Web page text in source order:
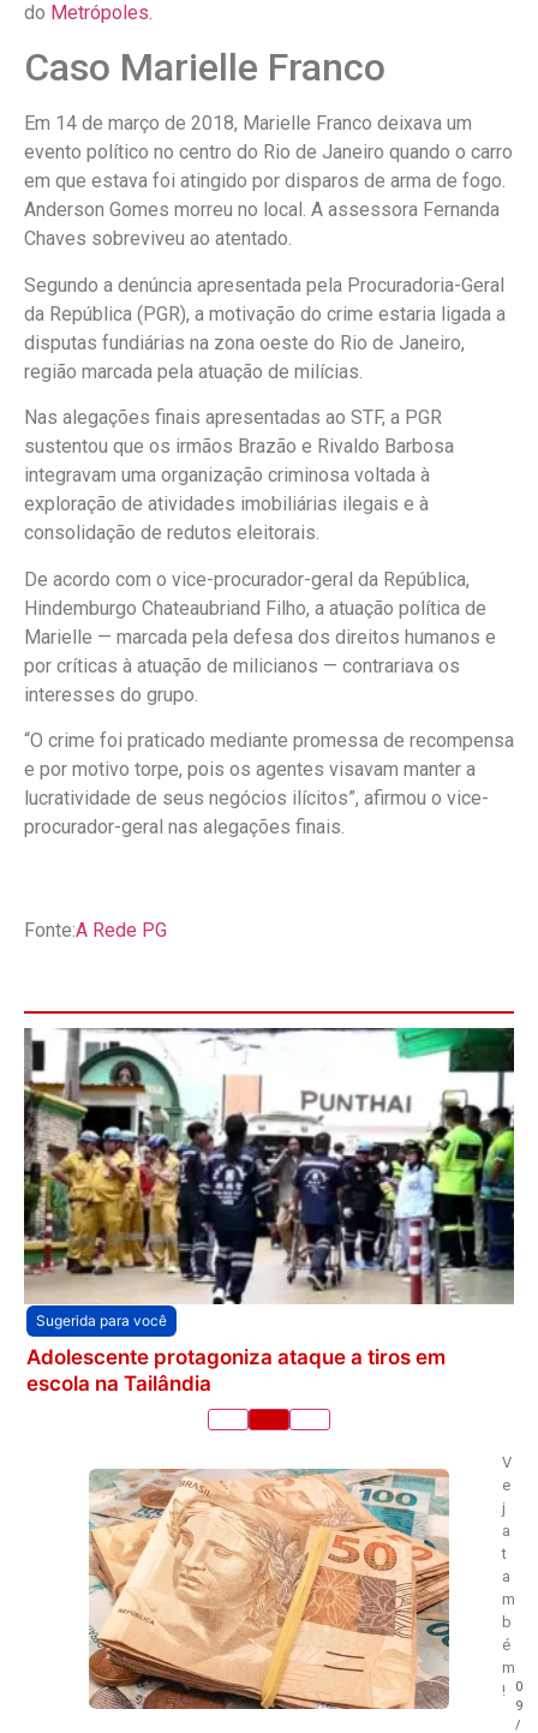
do Metrópoles.
Caso Marielle Franco
Em 14 de março de 2018, Marielle Franco deixava um
evento político no centro do Rio de Janeiro quando o carro
em que estava foi atingido por disparos de arma de fogo.
Anderson Gomes morreu no local. A assessora Fernanda
Chaves sobreviveu ao atentado.
Segundo a denúncia apresentada pela Procuradoria-Geral
da República (PGR), a motivação do crime estaria ligada a
disputas fundiárias na zona oeste do Rio de Janeiro,
região marcada pela atuação de milícias.
Nas alegações finais apresentadas ao STF, a PGR
sustentou que os irmãos Brazão e Rivaldo Barbosa
integravam uma organização criminosa voltada à
exploração de atividades imobiliárias ilegais e à
consolidação de redutos eleitorais.
De acordo com o vice-procurador-geral da República,
Hindemburgo Chateaubriand Filho, a atuação política de
Marielle — marcada pela defesa dos direitos humanos e
por críticas à atuação de milicianos — contrariava os
interesses do grupo.
“O crime foi praticado mediante promessa de recompensa
e por motivo torpe, pois os agentes visavam manter a
lucratividade de seus negócios ilícitos”, afirmou o vice-
procurador-geral nas alegações finais.
Fonte:A Rede PG
Sugerida para você
Adolescente protagoniza ataque a tiros em
escola na Tailândia
V
e
j
a
t
a
m
b
é
m
!
0
9
/